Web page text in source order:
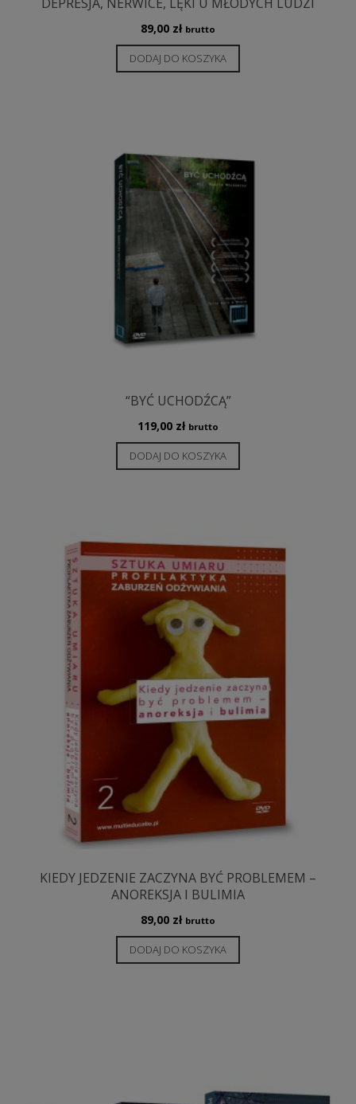
89,00 zł brutto
DODAJ DO KOSZYKA
“BYĆ UCHODŹCĄ”
119,00 zł brutto
DODAJ DO KOSZYKA
KIEDY JEDZENIE ZACZYNA BYĆ PROBLEMEM –
ANOREKSJA I BULIMIA
89,00 zł brutto
DODAJ DO KOSZYKA